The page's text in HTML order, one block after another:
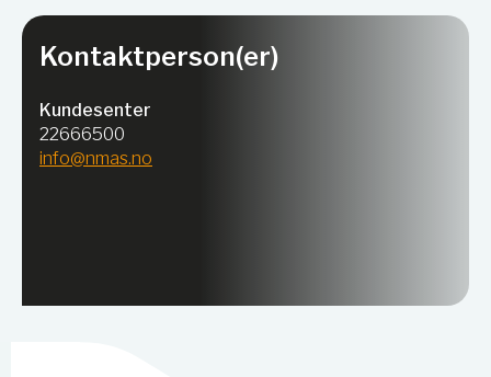
Kontaktperson(er)
Kundesenter
22666500
info@nmas.no